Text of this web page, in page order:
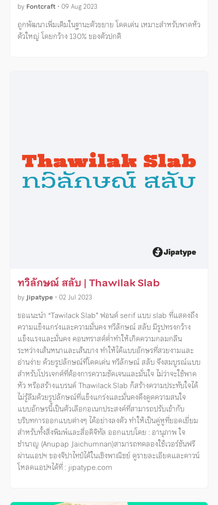
by Fontcraft • 09 Aug 2023
ถูกพัฒนาเพิ่มเติมในฐานะตัวขยาย โดดเด่น เหมาะสำหรับพาดหัว
ตัวใหญ่ โดยกว้าง 130% ของตัวปกติ
ทวิลักษณ์ สลับ | Thawilak Slab
byJipatype • 02 Jul 2023
ขอแนะนำ “Tawilack Slab” ฟอนต์ serif แบบ slab ที่แสดงถึง
ความแข็งแกร่งและความมั่นคง ทวีลักษณ์ สลับ มีรูปทรงกว้าง
แข็งแรงและมั่นคง คอนทราสต์ต่ำทำให้เกิดความกลมกลืน
ระหว่างเส้นหนาและเส้นบาง ทำให้ได้แบบอักษรที่สวยงามและ
อ่านง่าย ด้วยรูปลักษณ์ที่โดดเด่น ทวีลักษณ์ สลับ จึงสมบูรณ์แบบ
สำหรับโปรเจกต์ที่ต้องการความชัดเจนและมั่นใจ ไม่ว่าจะใช้พาด
หัว หรือสร้างแบรนด์ Thawilack Slab ก็สร้างความประทับใจได้
ไม่รู้ลืมด้วยรูปลักษณ์ที่แข็งแกร่งและมั่นคงดึงดูดความสนใจ
แบบอักษรนี้เป็นตัวเลือกอเนกประสงค์ที่สามารถปรับเข้ากับ
บริบทการออกแบบต่างๆ ได้อย่างลงตัว ทำให้เป็นคู่หูที่ยอดเยี่ยม
สำหรับทั้งสิ่งพิมพ์และสื่อดิจิทัล ออกแบบโดย : อานุภาพ ใจ
ชำนาญ (Anupap Jaichumnan)สามารถทดลองใช้เวอร์ชันฟรี
ผ่านแอปฯ ของจิปาไทป์ได้ในเชิงพาณิชย์ ดูรายละเอียดและดาวน์
โหลดแอปฯได้ที่ : jipatype.com